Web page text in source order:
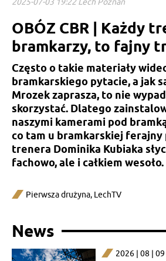
2025-07-03 19:22 Lech Poznań
OBÓZ CBR | Każdy
bramkarzy, to fajny
Często o takie materiały
bramkarskiego pytacie, a jak
Mrozek zaprasza, to nie
skorzystać. Dlatego
naszymi kamerami pod
co tam u bramkarskiej ferajny
trenera Dominika Kubiaka
fachowo, ale i całkiem
Pierwsza drużyna, LechTV
News
2026 | 08 | 09